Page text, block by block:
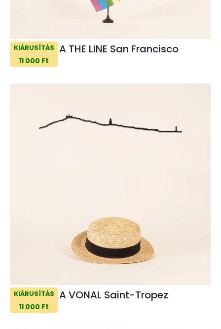
KIÁRUSÍTÁS
11 000 Ft
A THE LINE San Francisco
KIÁRUSÍTÁS
11 000 Ft
A VONAL Saint-Tropez